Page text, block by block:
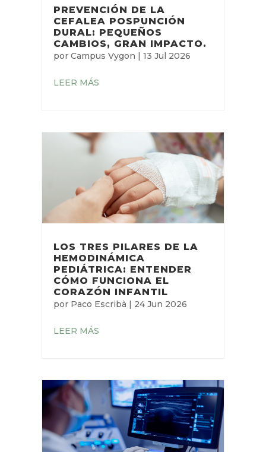
PREVENCIÓN DE LA
CEFALEA POSPUNCIÓN
DURAL: PEQUEÑOS
CAMBIOS, GRAN IMPACTO.
por Campus Vygon | 13 Jul 2026
LEER MÁS
LOS TRES PILARES DE LA
HEMODINÁMICA
PEDIÁTRICA: ENTENDER
CÓMO FUNCIONA EL
CORAZÓN INFANTIL
por Paco Escribà | 24 Jun 2026
LEER MÁS